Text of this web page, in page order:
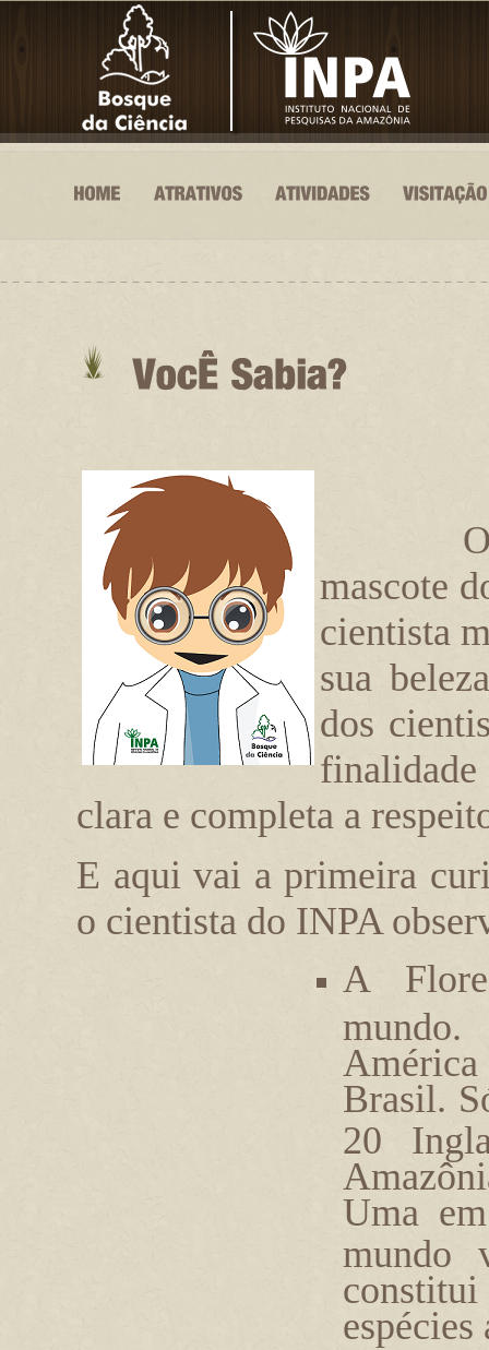
mascote
cientista
sua
dos
finalidade
clara e completa a
E aqui vai a primeira
o cientista do INPA
A
Brasil.
20
Uma
mundo
constitui